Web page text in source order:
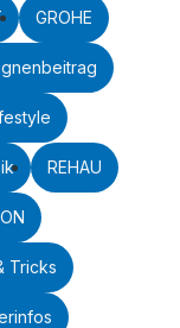
GROHE
REHAU
Tricks